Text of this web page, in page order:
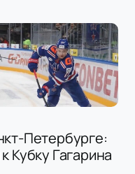
Петербурге:
Кубку Гагарина